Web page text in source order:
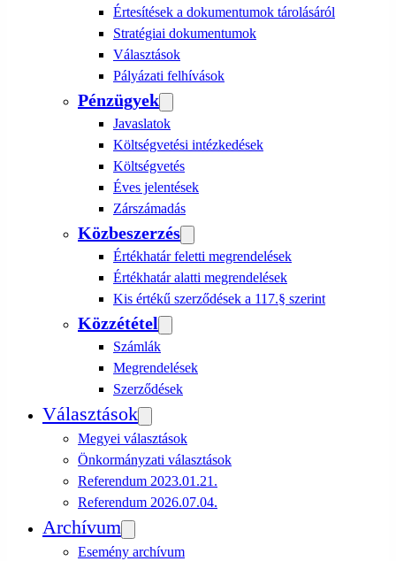
Értesítések a dokumentumok tárolásáról
Stratégiai dokumentumok
Választások
Pályázati felhívások
Pénzügyek
Javaslatok
Költségvetési intézkedések
Költségvetés
Éves jelentések
Zárszámadás
Közbeszerzés
Értékhatár feletti megrendelések
Értékhatár alatti megrendelések
Kis értékű szerződések a 117.§ szerint
Közzététel
Számlák
Megrendelések
Szerződések
Választások
Megyei választások
Önkormányzati választások
Referendum 2023.01.21.
Referendum 2026.07.04.
Archívum
Esemény archívum